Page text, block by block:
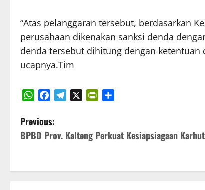
“Atas pelanggaran tersebut, berdasarkan
perusahaan dikenakan sanksi denda
denda tersebut dihitung dengan ketentuan
ucapnya.Tim
P
o
s
Previous:
BPBD Prov. Kalteng Perkuat Kesiapsiagaan